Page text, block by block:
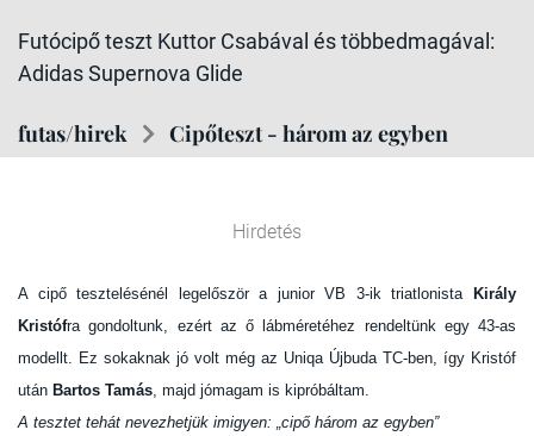
Futócipő teszt Kuttor Csabával és többedmagával:
Adidas Supernova Glide
futas/hirek Cipőteszt - három az egyben
Hirdetés
A cipő tesztelésénél legelőször a junior VB 3-ik triatlonista
Király
Kristófra gondoltunk, ezért az ő lábméretéhez rendeltünk egy 43-as
modellt. Ez sokaknak jó volt még az Uniqa Újbuda TC-ben, így Kristóf
után Bartos Tamás, majd jómagam is kipróbáltam.
A tesztet tehát nevezhetjük imigyen: „cipő három az egyben”